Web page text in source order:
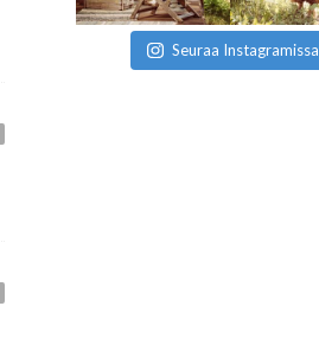
Seuraa Instagramissa